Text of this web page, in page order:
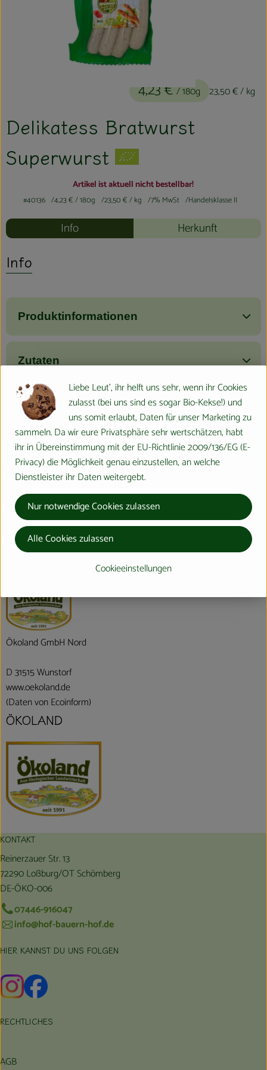
Aktionen & Neues
So geht´s
Aktuelles
Veranstaltungen
Delikatess Bratwurst
Superwurst
4,23 €/ 180g 23,50 €/ kg
Artikel ist aktuell nicht bestellbar!
#40136 4,23 €/ 180g 23,50 €/ kg 7% MwSt Handelsklasse II
Info Herkunft
Info
Produktinformationen
Zutaten
Nährwert-Info
Produktdatenblatt
Herkunft
Hersteller: ÖKOLAND
Ökoland GmbH Nord
D 31515 Wunstorf
www.oekoland.de
(Daten von Ecoinform)
ÖKOLAND
KONTAKT
Reinerzauer Str. 13
72290 Loßburg/OT Schömberg
DE-ÖKO-006
07446-916047
info@hof-bauern-hof.de
HIER KANNST DU UNS FOLGEN
Externer Link zu https://www.instagram.com/hofbauernhof/
Externer Link zu https://www.facebook.com/
RECHTLICHES
AGB
Liebe Leut', ihr helft uns sehr, wenn ihr Cookies
zulasst (bei uns sind es sogar Bio-Kekse!) und
uns somit erlaubt, Daten für unser Marketing zu
sammeln. Da wir eure Privatsphäre sehr wertschätzen, habt
ihr in Übereinstimmung mit der EU-Richtlinie 2009/136/EG (E-
Privacy) die Möglichkeit genau einzustellen, an welche
Dienstleister ihr Daten weitergebt.
Cookieeinstellungen
Nur notwendige Cookies zulassen
Alle Cookies zulassen